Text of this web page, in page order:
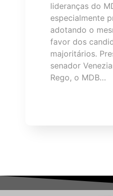
lideranças do
especialmente
adotando o
favor dos
majoritários.
senador
Rego, o MDB…